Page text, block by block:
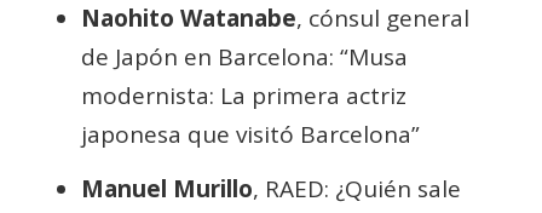
Naohito Watanabe, cónsul general
de Japón en Barcelona: “Musa
modernista: La primera actriz
japonesa que visitó Barcelona”
Manuel Murillo, RAED: ¿Quién sale